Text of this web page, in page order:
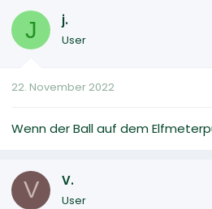
J j.
User
22. November 2022
Wenn der Ball auf dem
V V.
User